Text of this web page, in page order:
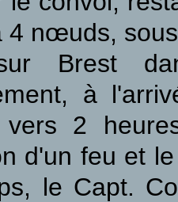
4 nœuds,
Brest
à
vers 2
d'un feu et
le Capt.